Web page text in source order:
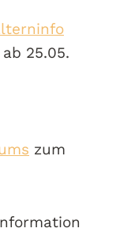
ab 25.05.
zum